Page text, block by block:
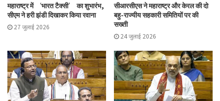
महाराष्ट्र में ‘भारत टैक्सी’ का शुभारंभ,
सीएम ने हरी झंडी दिखाकर किया रवाना
27 जुलाई 2026
सीआरसीएस ने महाराष्ट्र और केरल की दो
बहु-राज्यीय सहकारी समितियों पर की
सख्ती
24 जुलाई 2026